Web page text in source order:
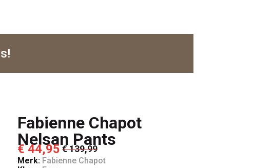
Fabienne Chapot
Nelsan Pants
€ 44,95 € 139,99
Merk: Fabienne Chapot